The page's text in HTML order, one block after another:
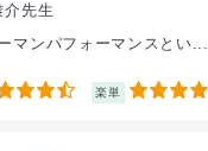
介先生
マンパフォーマンスとい...
楽単 4